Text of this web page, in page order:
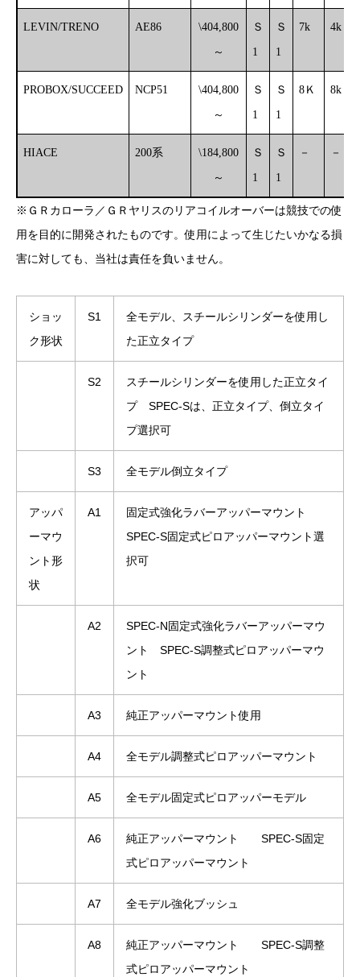
LEVIN/TRENO AE86 \404,800
～
Ｓ
1
Ｓ
1
7k 4k
PROBOX/SUCCEED NCP51 \404,800
～
Ｓ
1
Ｓ
1
8Ｋ 8k
HIACE 200系 \184,800
～
Ｓ
1
Ｓ
1
－ －
※ＧＲカローラ／ＧＲヤリスのリアコイルオーバーは競技での使
用を目的に開発されたものです。使用によって生じたいかなる損
害に対しても、当社は責任を負いません。
ショッ
ク形状
S1
全モデル、スチールシリンダーを使用し
た正立タイプ
S2
スチールシリンダーを使用した正立タイ
プ SPEC-Sは、正立タイプ、倒立タイ
プ選択可
S3 全モデル倒立タイプ
アッパ
ーマウ
ント形
状
A1
固定式強化ラバーアッパーマウント
SPEC-S固定式ピロアッパーマウント選
択可
A2
SPEC-N固定式強化ラバーアッパーマウ
ント SPEC-S調整式ピロアッパーマウ
ント
A3 純正アッパーマウント使用
A4 全モデル調整式ピロアッパーマウント
A5 全モデル固定式ピロアッパーモデル
A6
純正アッパーマウント SPEC-S固定
式ピロアッパーマウント
A7 全モデル強化ブッシュ
A8
純正アッパーマウント SPEC-S調整
式ピロアッパーマウント